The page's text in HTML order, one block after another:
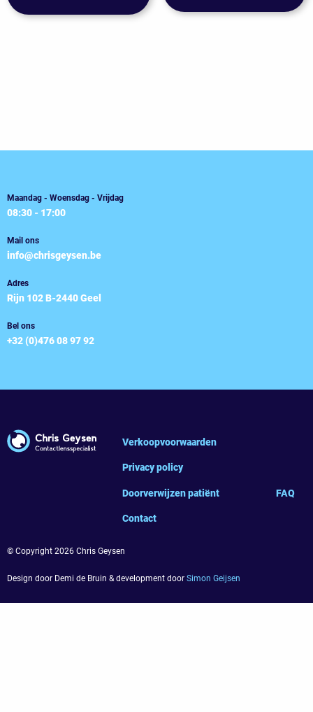
Maandag - Woensdag - Vrijdag
08:30 - 17:00
Mail ons
info@chrisgeysen.be
Adres
Rijn 102 B-2440 Geel
Bel ons
+32 (0)476 08 97 92
Verkoopvoorwaarden
Privacy policy
Doorverwijzen patiënt FAQ
Contact
© Copyright 2026 Chris Geysen
Design door Demi de Bruin & development door Simon Geijsen